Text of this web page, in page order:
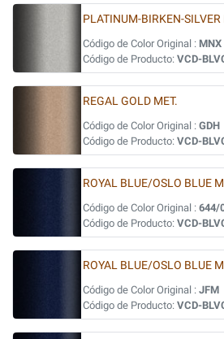
PLATINUM-BIRKEN-
Código de Color Original : MNX
Código de Producto: VCD-
REGAL GOLD MET.
Código de Color Original : GDH
Código de Producto: VCD-
ROYAL BLUE/OSLO BLUE
Código de Color Original : 644/
Código de Producto: VCD-
ROYAL BLUE/OSLO BLUE
Código de Color Original : JFM
Código de Producto: VCD-